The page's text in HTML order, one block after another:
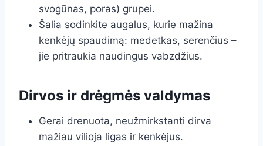
svogūnas, poras) grupei.
Šalia sodinkite augalus, kurie mažina
kenkėjų spaudimą: medetkas, serenčius –
jie pritraukia naudingus vabzdžius.
Dirvos ir drėgmės valdymas
Gerai drenuota, neužmirkstanti dirva
mažiau vilioja ligas ir kenkėjus.